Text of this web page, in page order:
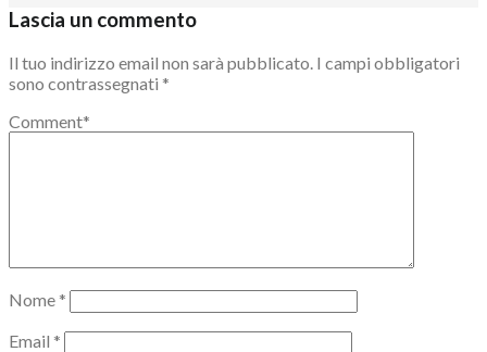
Lascia un commento
Il tuo indirizzo email non sarà pubblicato. I campi obbligatori
sono contrassegnati *
Comment*
Nome *
Email *